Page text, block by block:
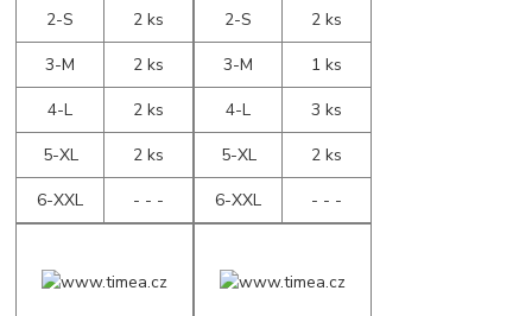
2-S
2 ks
3-M
2 ks
4-L
2 ks
5-XL
2 ks
6-XXL
- - -
2-S
2 ks
3-M
1 ks
4-L
3 ks
5-XL
2 ks
6-XXL
- - -